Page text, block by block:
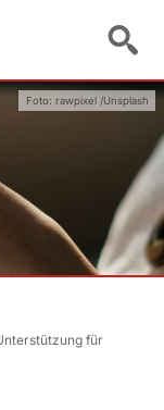
Foto: rawpixel /Unsplash
für